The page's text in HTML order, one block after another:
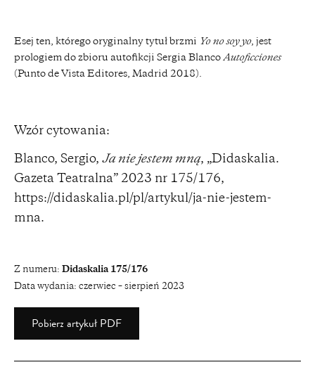
Esej ten, którego oryginalny tytuł brzmi Yo no soy yo, jest
prologiem do zbioru autofikcji Sergia Blanco Autoficciones
(Punto de Vista Editores, Madrid 2018).
Wzór cytowania:
Blanco, Sergio, Ja nie jestem mną, „Didaskalia.
Gazeta Teatralna” 2023 nr 175/176,
https://didaskalia.pl/pl/artykul/ja-nie-jestem-
mna.
Z numeru: Didaskalia 175/176
Data wydania: czerwiec – sierpień 2023
Pobierz artykuł PDF